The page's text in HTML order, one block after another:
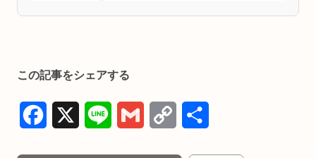
この記事をシェアする